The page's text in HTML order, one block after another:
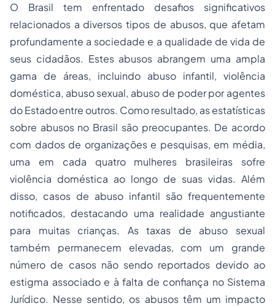
O Brasil tem enfrentado desafios significativos
relacionados a diversos tipos de abusos, que afetam
profundamente a sociedade e a qualidade de vida de
seus cidadãos. Estes abusos abrangem uma ampla
gama de áreas, incluindo abuso infantil, violência
doméstica, abuso sexual, abuso de poder por agentes
do Estado entre outros. Como resultado, as estatísticas
sobre abusos no Brasil são preocupantes. De acordo
com dados de organizações e pesquisas, em média,
uma em cada quatro mulheres brasileiras sofre
violência doméstica ao longo de suas vidas. Além
disso, casos de abuso infantil são frequentemente
notificados, destacando uma realidade angustiante
para muitas crianças. As taxas de abuso sexual
também permanecem elevadas, com um grande
número de casos não sendo reportados devido ao
estigma associado e à falta de confiança no Sistema
Jurídico. Nesse sentido, os abusos têm um impacto